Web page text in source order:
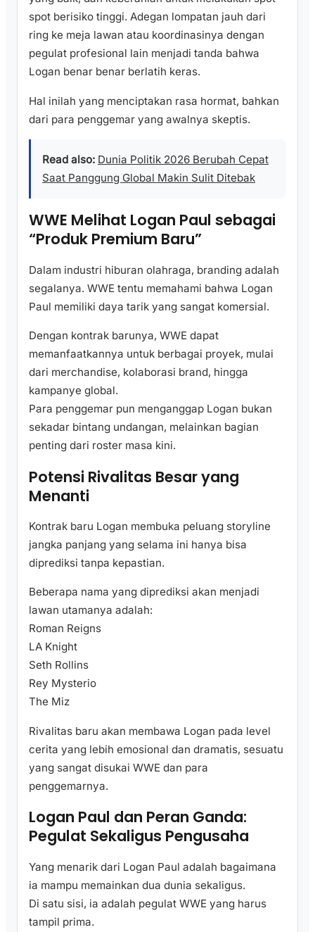
spot berisiko tinggi. Adegan lompatan jauh dari
ring ke meja lawan atau koordinasinya dengan
pegulat profesional lain menjadi tanda bahwa
Logan benar benar berlatih keras.
Hal inilah yang menciptakan rasa hormat, bahkan
dari para penggemar yang awalnya skeptis.
Read also: Dunia Politik 2026 Berubah Cepat
Saat Panggung Global Makin Sulit Ditebak
WWE Melihat Logan Paul sebagai
“Produk Premium Baru”
Dalam industri hiburan olahraga, branding adalah
segalanya. WWE tentu memahami bahwa Logan
Paul memiliki daya tarik yang sangat komersial.
Dengan kontrak barunya, WWE dapat
memanfaatkannya untuk berbagai proyek, mulai
dari merchandise, kolaborasi brand, hingga
kampanye global.
Para penggemar pun menganggap Logan bukan
sekadar bintang undangan, melainkan bagian
penting dari roster masa kini.
Potensi Rivalitas Besar yang
Menanti
Kontrak baru Logan membuka peluang storyline
jangka panjang yang selama ini hanya bisa
diprediksi tanpa kepastian.
Beberapa nama yang diprediksi akan menjadi
lawan utamanya adalah:
Roman Reigns
LA Knight
Seth Rollins
Rey Mysterio
The Miz
Rivalitas baru akan membawa Logan pada level
cerita yang lebih emosional dan dramatis, sesuatu
yang sangat disukai WWE dan para
penggemarnya.
Logan Paul dan Peran Ganda:
Pegulat Sekaligus Pengusaha
Yang menarik dari Logan Paul adalah bagaimana
ia mampu memainkan dua dunia sekaligus.
Di satu sisi, ia adalah pegulat WWE yang harus
tampil prima.